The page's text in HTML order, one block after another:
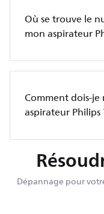
Où se trouve le
mon aspirateur
Comment dois-
aspirateur Philips
Dépannage pour